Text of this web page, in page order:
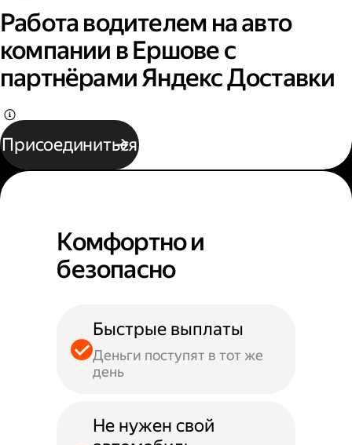
Работа водителем на авто
компании в Ершове с
партнёрами Яндекс Доставки
Присоединиться
Комфортно и
безопасно
Быстрые выплаты
Деньги поступят в тот же
день
Не нужен свой